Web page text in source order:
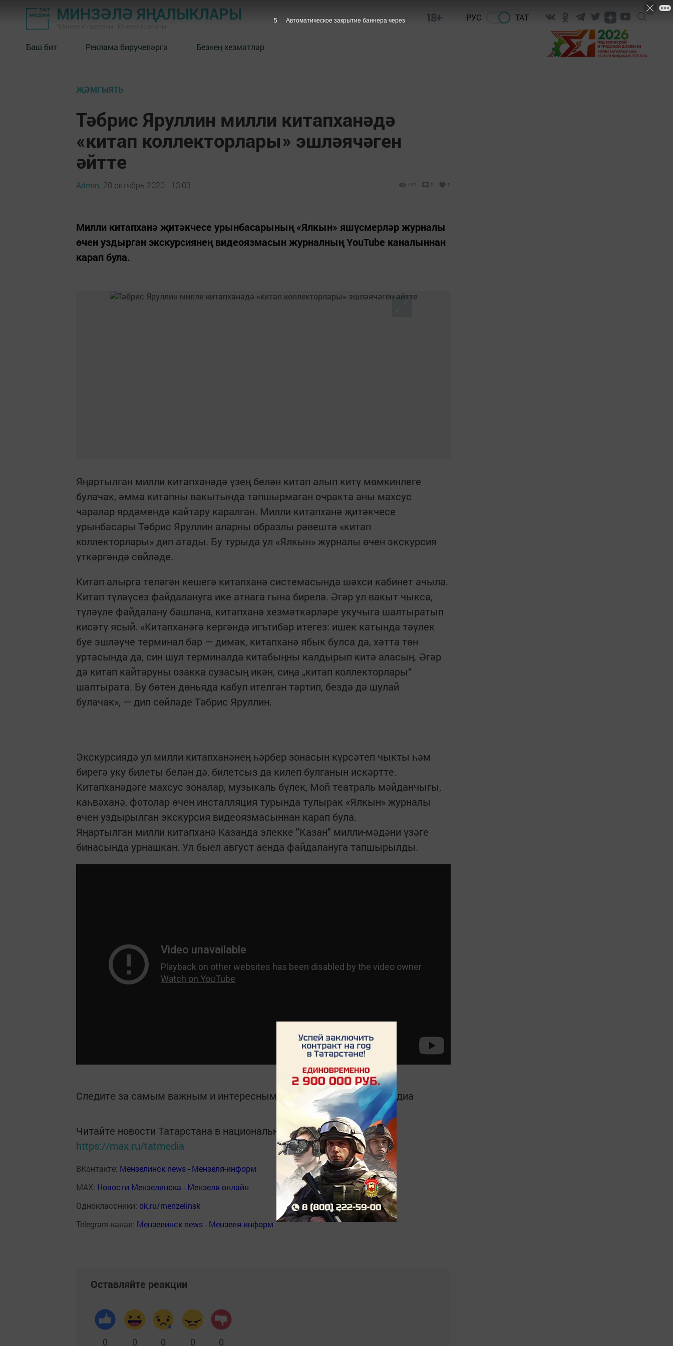
МИНЗӘЛӘ ЯҢАЛЫКЛАРЫ 18+ РУС ТАТ
Баш бит Реклама бирүчеләргә Безнең хезмәтләр
ҖӘМГЫЯТЬ
Тәбрис Яруллин милли китапханәдә
«китап коллекторлары» эшләячәген
әйтте
Admin, 20 октябрь 2020 - 13:03 792 0 0
Милли китапханә җитәкчесе урынбасарының «Ялкын» яшүсмерләр журналы
өчен уздырган экскурсиянең видеоязмасын журналның YouTube каналыннан
карап була.
Яңартылган милли китапханәдә үзең белән китап алып китү мөмкинлеге
булачак, әмма китапны вакытында тапшырмаган очракта аны махсус
чаралар ярдәмендә кайтару каралган. Милли китапханә җитәкчесе
урынбасары Тәбрис Яруллин аларны образлы рәвештә «китап
коллекторлары» дип атады. Бу турыда ул «Ялкын» журналы өчен экскурсия
үткәргәндә сөйләде.
Китап алырга теләгән кешегә китапханә системасында шәхси кабинет ачыла.
Китап түләүсез файдалануга ике атнага гына бирелә. Әгәр ул вакыт чыкса,
түләүле файдалану башлана, китапханә хезмәткәрләре укучыга шалтыратып
кисәтү ясый. «Китапханәгә кергәндә игътибар итегез: ишек катында тәүлек
буе эшләүче терминал бар — димәк, китапханә ябык булса да, хәтта төн
уртасында да, син шул терминалда китабыңны калдырып китә аласың. Әгәр
дә китап кайтаруны озакка сузасың икән, сиңа „китап коллекторлары“
шалтырата. Бу бөтен дөньяда кабул ителгән тәртип, бездә дә шулай
булачак», — дип сөйләде Тәбрис Яруллин.
Экскурсиядә ул милли китапханәнең һәрбер зонасын күрсәтеп чыкты һәм
бирегә уку билеты белән дә, билетсыз да килеп булганын искәртте.
Китапханәдәге махсус зоналар, музыкаль бүлек, Мoñ театраль мәйданчыгы,
каһвәханә, фотолар өчен инсталляция турында тулырак «Ялкын» журналы
өчен уздырылган экскурсия видеоязмасыннан карап була.
Яңартылган милли китапханә Казанда элекке "Казан" милли-мәдәни үзәге
бинасында урнашкан. Ул быел август аенда файдалануга тапшырылды.
Следите за самым важным и интересным в Telegram-каналеТатмедиа
Читайте новости Татарстана в национальном мессенджере MАХ:
https://max.ru/tatmedia
ВКонтакте: Мензелинск news - Мензеля-информ
MAX: Новости Мензелинска - Мензеля онлайн
Одноклассники: ok.ru/menzelinsk
Telegram-канал: Мензелинск news - Мензеля-информ
Оставляйте реакции
0 0 0 0 0
5 Автоматическое закрытие баннера через